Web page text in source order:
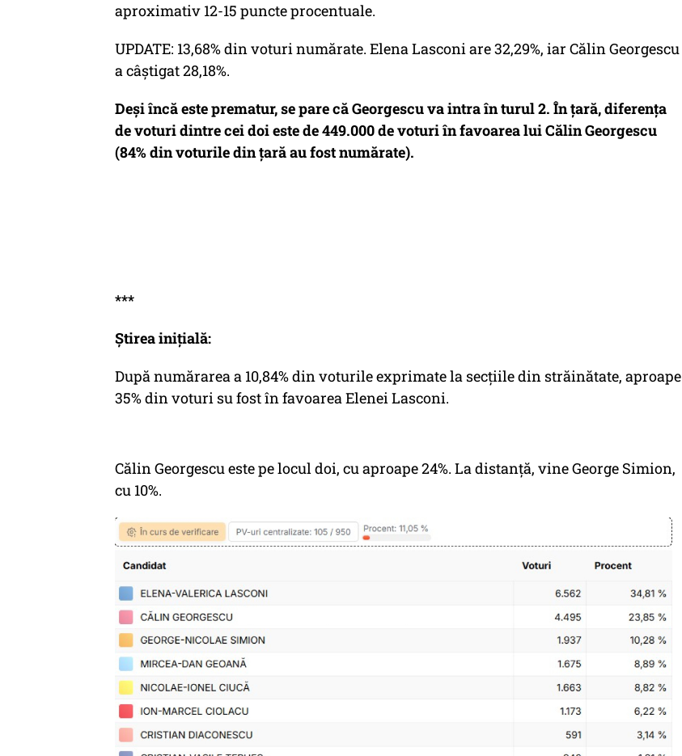
aproximativ 12-15 puncte procentuale.
UPDATE: 13,68% din voturi numărate. Elena Lasconi are 32,29%, iar Călin Georgescu
a câștigat 28,18%.
Deși încă este prematur, se pare că Georgescu va intra în turul 2. În țară, diferența
de voturi dintre cei doi este de 449.000 de voturi în favoarea lui Călin Georgescu
(84% din voturile din țară au fost numărate).
***
Știrea inițială:
După numărarea a 10,84% din voturile exprimate la secțiile din străinătate, aproape
35% din voturi su fost în favoarea Elenei Lasconi.
Călin Georgescu este pe locul doi, cu aproape 24%. La distanță, vine George Simion,
cu 10%.